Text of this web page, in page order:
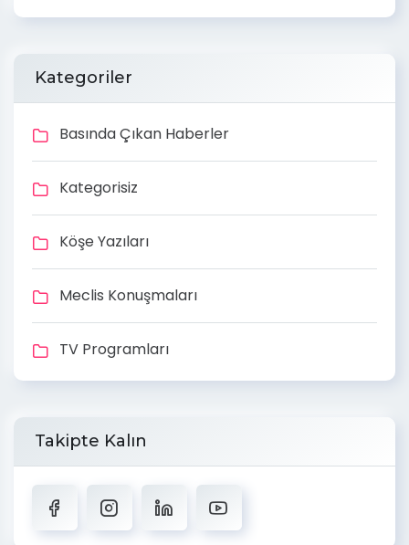
Kategoriler
Basında Çıkan Haberler
Kategorisiz
Köşe Yazıları
Meclis Konuşmaları
TV Programları
Takipte Kalın